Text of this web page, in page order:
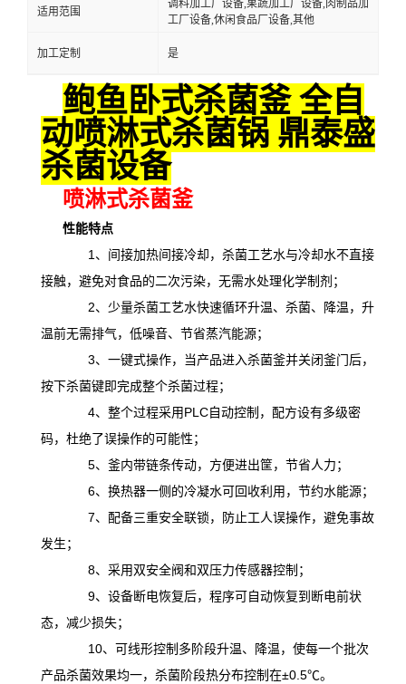
适用范围
调料加工厂设备,果蔬加工厂设备,肉制品加
工厂设备,休闲食品厂设备,其他
加工定制 是
鲍鱼卧式杀菌釜 全自
动喷淋式杀菌锅 鼎泰盛
杀菌设备
喷淋式杀菌釜
性能特点
1、间接加热间接冷却，杀菌工艺水与冷却水不直接
接触，避免对食品的二次污染，无需水处理化学制剂；
2、少量杀菌工艺水快速循环升温、杀菌、降温，升
温前无需排气，低噪音、节省蒸汽能源；
3、一键式操作，当产品进入杀菌釜并关闭釜门后，
按下杀菌键即完成整个杀菌过程；
4、整个过程采用PLC自动控制，配方设有多级密
码，杜绝了误操作的可能性；
5、釜内带链条传动，方便进出筐，节省人力；
6、换热器一侧的冷凝水可回收利用，节约水能源；
7、配备三重安全联锁，防止工人误操作，避免事故
发生；
8、采用双安全阀和双压力传感器控制；
9、设备断电恢复后，程序可自动恢复到断电前状
态，减少损失；
10、可线形控制多阶段升温、降温， 使每一个批次
产品杀菌效果均一，杀菌阶段热分布控制在±0.5℃。